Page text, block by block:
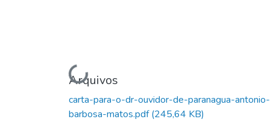
Carregando...
Arquivos
carta-para-o-dr-ouvidor-de-paranagua-antonio-
barbosa-matos.pdf(245,64 KB)